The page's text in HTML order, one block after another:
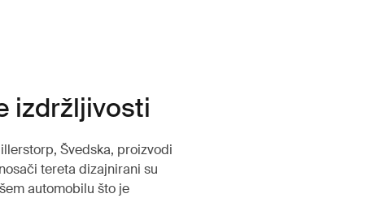
izdržljivosti
Švedska, proizvodi
tereta dizajnirani su
automobilu što je